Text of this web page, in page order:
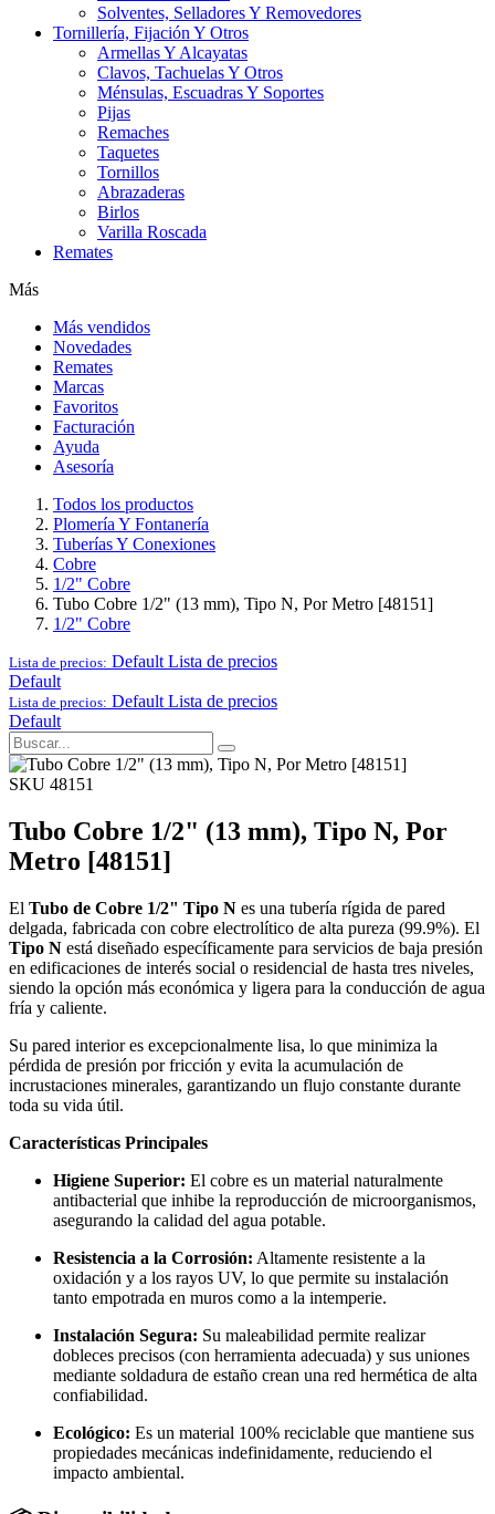
Solventes, Selladores Y Removedores
Tornillería, Fijación Y Otros
Armellas Y Alcayatas
Clavos, Tachuelas Y Otros
Ménsulas, Escuadras Y Soportes
Pijas
Remaches
Taquetes
Tornillos
Abrazaderas
Birlos
Varilla Roscada
Remates
Más
Más vendidos
Novedades
Remates
Marcas
Favoritos
Facturación
Ayuda
Asesoría
Todos los productos
Plomería Y Fontanería
Tuberías Y Conexiones
Cobre
1/2" Cobre
Tubo Cobre 1/2" (13 mm), Tipo N, Por Metro [48151]
1/2" Cobre
Lista de precios: Default Lista de precios
Default
Lista de precios: Default Lista de precios
Default
SKU 48151
Tubo Cobre 1/2" (13 mm), Tipo N, Por
Metro [48151]
El Tubo de Cobre 1/2" Tipo N es una tubería rígida de pared
delgada, fabricada con cobre electrolítico de alta pureza (99.9%). El
Tipo N está diseñado específicamente para servicios de baja presión
en edificaciones de interés social o residencial de hasta tres niveles,
siendo la opción más económica y ligera para la conducción de agua
fría y caliente.
Su pared interior es excepcionalmente lisa, lo que minimiza la
pérdida de presión por fricción y evita la acumulación de
incrustaciones minerales, garantizando un flujo constante durante
toda su vida útil.
Características Principales
Higiene Superior: El cobre es un material naturalmente
antibacterial que inhibe la reproducción de microorganismos,
asegurando la calidad del agua potable.
Resistencia a la Corrosión: Altamente resistente a la
oxidación y a los rayos UV, lo que permite su instalación
tanto empotrada en muros como a la intemperie.
Instalación Segura: Su maleabilidad permite realizar
dobleces precisos (con herramienta adecuada) y sus uniones
mediante soldadura de estaño crean una red hermética de alta
confiabilidad.
Ecológico: Es un material 100% reciclable que mantiene sus
propiedades mecánicas indefinidamente, reduciendo el
impacto ambiental.